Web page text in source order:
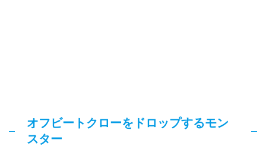
オフビートクローをドロップするモン
スター